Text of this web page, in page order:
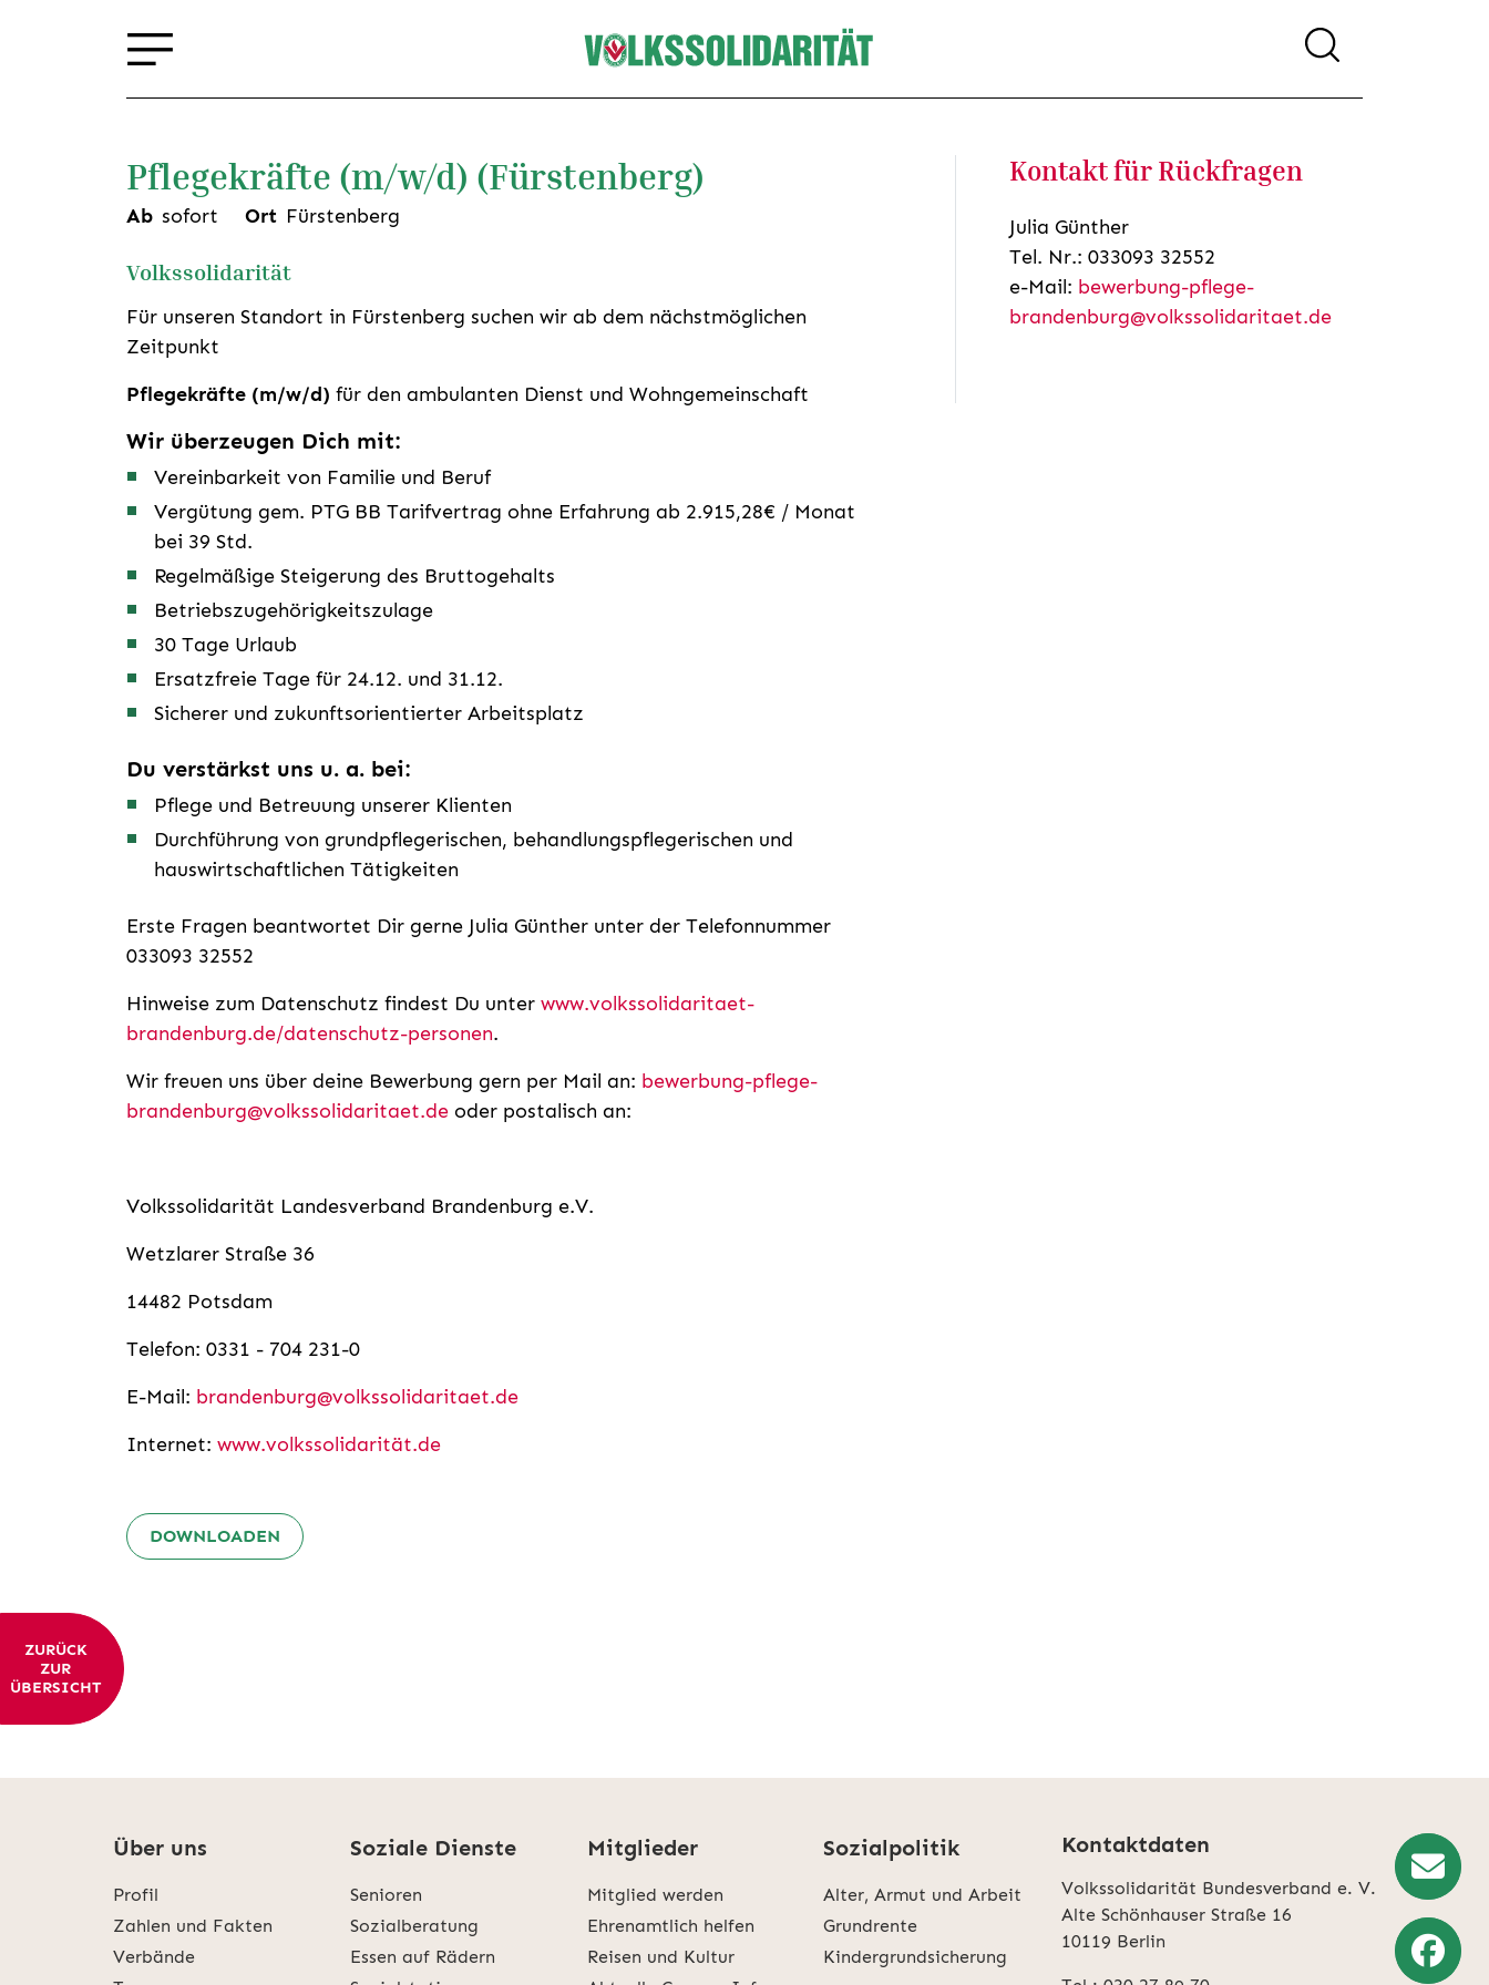
Pflegekräfte (m/w/d) (Fürstenberg)
Ab sofort Ort Fürstenberg
Volkssolidarität
Für unseren Standort in Fürstenberg suchen wir ab dem nächstmöglichen
Zeitpunkt
Pflegekräfte (m/w/d) für den ambulanten Dienst und Wohngemeinschaft
Wir überzeugen Dich mit:
Vereinbarkeit von Familie und Beruf
Vergütung gem. PTG BB Tarifvertrag ohne Erfahrung ab 2.915,28€ / Monat
bei 39 Std.
Regelmäßige Steigerung des Bruttogehalts
Betriebszugehörigkeitszulage
30 Tage Urlaub
Ersatzfreie Tage für 24.12. und 31.12.
Sicherer und zukunftsorientierter Arbeitsplatz
Du verstärkst uns u. a. bei:
Pflege und Betreuung unserer Klienten
Durchführung von grundpflegerischen, behandlungspflegerischen und
hauswirtschaftlichen Tätigkeiten
Erste Fragen beantwortet Dir gerne Julia Günther unter der Telefonnummer
033093 32552
Hinweise zum Datenschutz findest Du unter www.volkssolidaritaet-
brandenburg.de/datenschutz-personen.
Wir freuen uns über deine Bewerbung gern per Mail an: bewerbung-pflege-
brandenburg@volkssolidaritaet.de oder postalisch an:
Volkssolidarität Landesverband Brandenburg e.V.
Wetzlarer Straße 36
14482 Potsdam
Telefon: 0331 - 704 231-0
E-Mail: brandenburg@volkssolidaritaet.de
Internet: www.volkssolidarität.de
DOWNLOADEN
Kontakt für Rückfragen
Julia Günther
Tel. Nr.: 033093 32552
e-Mail: bewerbung-pflege-
brandenburg@volkssolidaritaet.de
ZURÜCK
ZUR
ÜBERSICHT
Über uns
Profil
Zahlen und Fakten
Verbände
Soziale Dienste
Senioren
Sozialberatung
Essen auf Rädern
Mitglieder
Mitglied werden
Ehrenamtlich helfen
Reisen und Kultur
Sozialpolitik
Alter, Armut und Arbeit
Grundrente
Kindergrundsicherung
Kontaktdaten
Volkssolidarität Bundesverband e. V.
Alte Schönhauser Straße 16
10119 Berlin